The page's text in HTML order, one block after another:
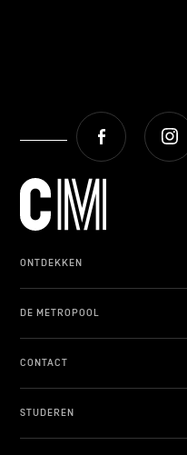
Facebook
ONTDEKKEN
DE METROPOOL
CONTACT
STUDEREN